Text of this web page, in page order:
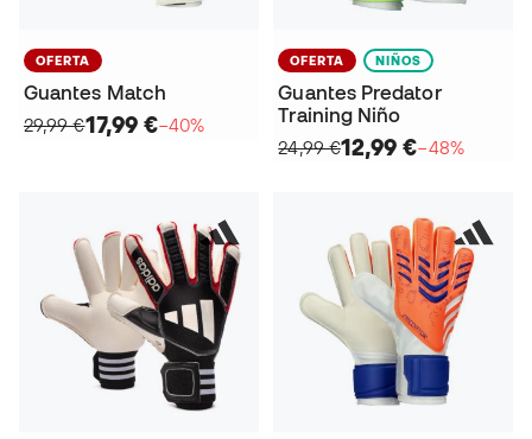
OFERTA
Guantes Match
29,99 €17,99 €−40%
OFERTA NIÑOS
Guantes Predator
Training Niño
24,99 €12,99 €−48%